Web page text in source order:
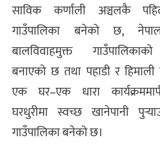
साविक कर्णाली अञ्चलकै
गाउँपालिका बनेको छ,
बालविवाहमुक्त
बनाएको छ तथा पहाडी र हिमाली
एक घर–एक धारा
घरधुरीमा स्वच्छ खानेपानी
गाउँपालिका बनेको छ।